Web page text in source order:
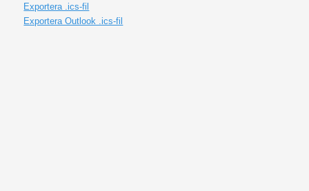
Exportera .ics-fil
Exportera Outlook .ics-fil